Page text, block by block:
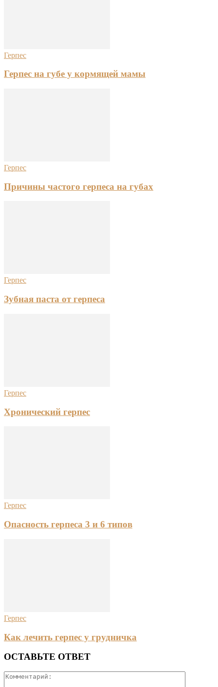
Герпес
Герпес на губе у кормящей мамы
Герпес
Причины частого герпеса на губах
Герпес
Зубная паста от герпеса
Герпес
Хронический герпес
Герпес
Опасность герпеса 3 и 6 типов
Герпес
Как лечить герпес у грудничка
ОСТАВЬТЕ ОТВЕТ